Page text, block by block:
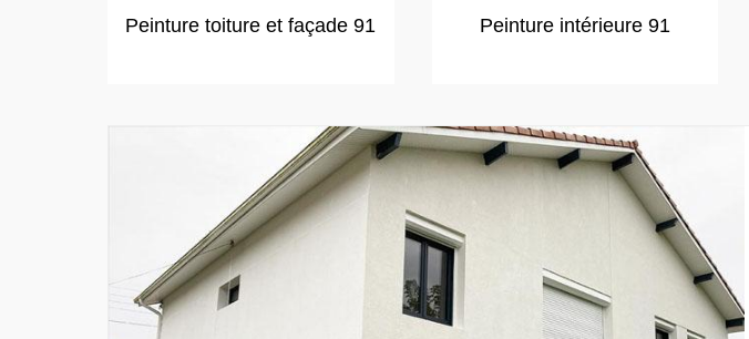
Peinture toiture et façade 91 Peinture intérieure 91